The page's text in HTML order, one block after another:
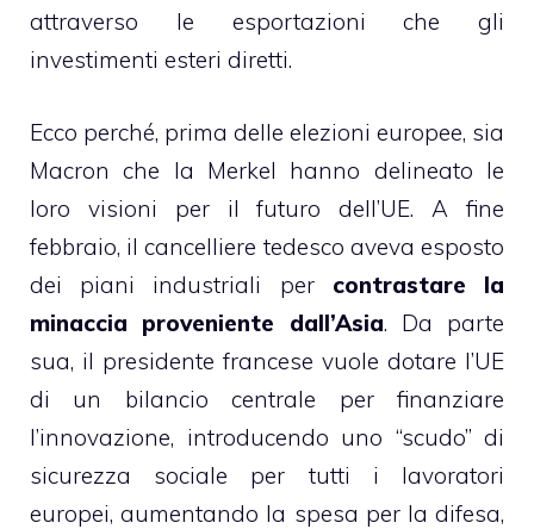
attraverso le esportazioni che gli
investimenti esteri diretti.
Ecco perché, prima delle elezioni europee, sia
Macron che la Merkel hanno delineato le
loro visioni per il futuro dell’UE. A fine
febbraio, il cancelliere tedesco aveva esposto
dei piani industriali per contrastare la
minaccia proveniente dall’Asia. Da parte
sua, il presidente francese vuole dotare l’UE
di un bilancio centrale per finanziare
l’innovazione, introducendo uno “scudo” di
sicurezza sociale per tutti i lavoratori
europei, aumentando la spesa per la difesa,